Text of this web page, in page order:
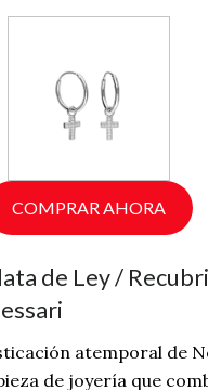
COMPRAR AHORA
de Ley /
atemporal de
de joyería que